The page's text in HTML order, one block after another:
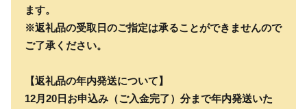
ます。
※返礼品の受取日のご指定は承ることができませんので
ご了承ください。
【返礼品の年内発送について】
12月20日お申込み（ご入金完了）分まで年内発送いた